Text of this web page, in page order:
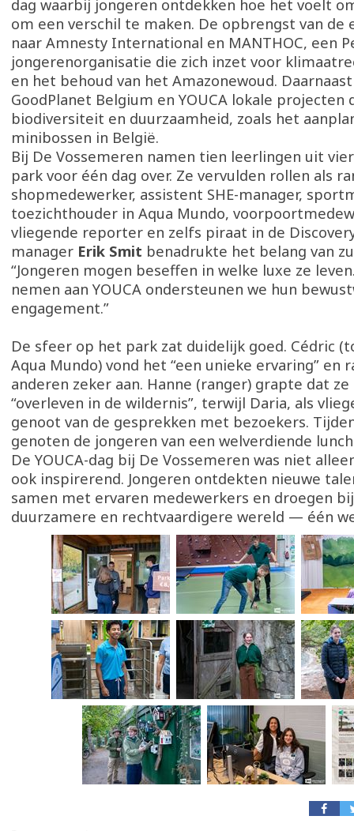
dag waarbij jongeren ontdekken hoe het voelt
om een verschil te maken. De opbrengst van de
naar Amnesty International en MANTHOC, een
jongerenorganisatie die zich inzet voor
en het behoud van het Amazonewoud.
GoodPlanet Belgium en YOUCA lokale
biodiversiteit en duurzaamheid, zoals het
minibossen in België.
Bij De Vossemeren namen tien leerlingen uit
park voor één dag over. Ze vervulden rollen als
shopmedewerker, assistent SHE-manager,
toezichthouder in Aqua Mundo,
vliegende reporter en zelfs piraat in de Discovery
manager Erik Smit benadrukte het belang van
“Jongeren mogen beseffen in welke luxe ze
nemen aan YOUCA ondersteunen we hun
engagement.”
De sfeer op het park zat duidelijk goed. Cédric
Aqua Mundo) vond het “een unieke ervaring” en
anderen zeker aan. Hanne (ranger) grapte dat ze
“overleven in de wildernis”, terwijl Daria, als
genoot van de gesprekken met bezoekers.
genoten de jongeren van een welverdiende
De YOUCA-dag bij De Vossemeren was niet
ook inspirerend. Jongeren ontdekten nieuwe
samen met ervaren medewerkers en droegen
duurzamere en rechtvaardigere wereld — één